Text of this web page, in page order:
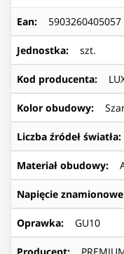
Ean: 5903260405057
Jednostka: szt.
Kod producenta:
Kolor obudowy:
Liczba źródeł światła:
Materiał obudowy:
Napięcie
Oprawka: GU10
Producent: